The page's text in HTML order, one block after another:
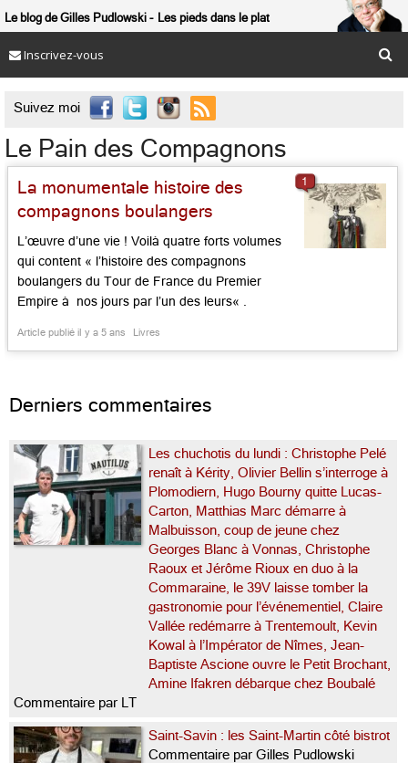
Le blog de Gilles Pudlowski Les pieds dans le plat
Inscrivez-vous
Suivez moi 
Le Pain des Compagnons
La monumentale histoire des
compagnons boulangers
L’œuvre d’une vie ! Voilà quatre forts volumes
qui content « l’histoire des compagnons
boulangers du Tour de France du Premier
Empire à nos jours par l’un des leurs« .
Boursier, alias Picard la Fidélité, a accumulé
pages, une […]...
Article publié il y a 5 ans Livres
1
Derniers commentaires
Les chuchotis du lundi : Christophe Pelé
renaît à Kérity, Olivier Bellin s’interroge à
Plomodiern, Hugo Bourny quitte Lucas-
Carton, Matthias Marc démarre à
Malbuisson, coup de jeune chez
Georges Blanc à Vonnas, Christophe
Raoux et Jérôme Rioux en duo à la
Commaraine, le 39V laisse tomber la
gastronomie pour l’événementiel, Claire
Vallée redémarre à Trentemoult, Kevin
Kowal à l’Impérator de Nîmes, Jean-
Baptiste Ascione ouvre le Petit Brochant,
Amine Ifakren débarque chez Boubalé
Commentaire par LT
Saint-Savin : les Saint-Martin côté bistrot
Commentaire par Gilles Pudlowski